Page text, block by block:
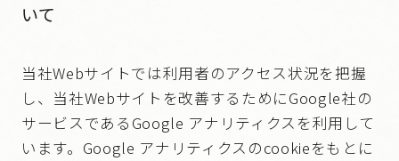
いて
当社Webサイトでは利用者のアクセス状況を把握
し、当社Webサイトを改善するためにGoogle社の
サービスであるGoogle アナリティクスを利用して
います。Google アナリティクスのcookieをもとに